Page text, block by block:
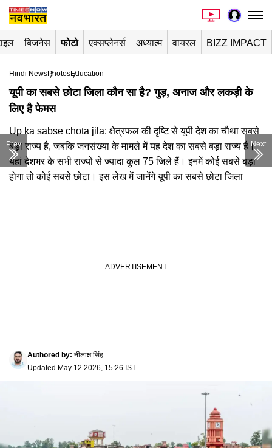
बिजनेस फोटो एक्सप्लेनर्स अध्यात्म वायरल BIZZ IMPACT
Hindi NewsPhotosEducation
यूपी का सबसे छोटा जिला कौन सा है? गुड़, अनाज और लकड़ी के
लिए है फेमस
Up ka sabse chota jila: क्षेत्रफल की दृष्टि से यूपी देश का चौथा सबसे
बड़ा राज्य है, जबकि जनसंख्या के मामले में यह देश का सबसे बड़ा राज्य है।
यहां देशभर के सभी राज्यों से ज्यादा कुल 75 जिले हैं। इनमें कोई सबसे बड़ा
होगा तो कोई सबसे छोटा। इस लेख में जानेंगे यूपी का सबसे छोटा जिला
Authored by: नीलाक्ष सिंह
Updated May 12 2026, 15:26 IST
Prev Next